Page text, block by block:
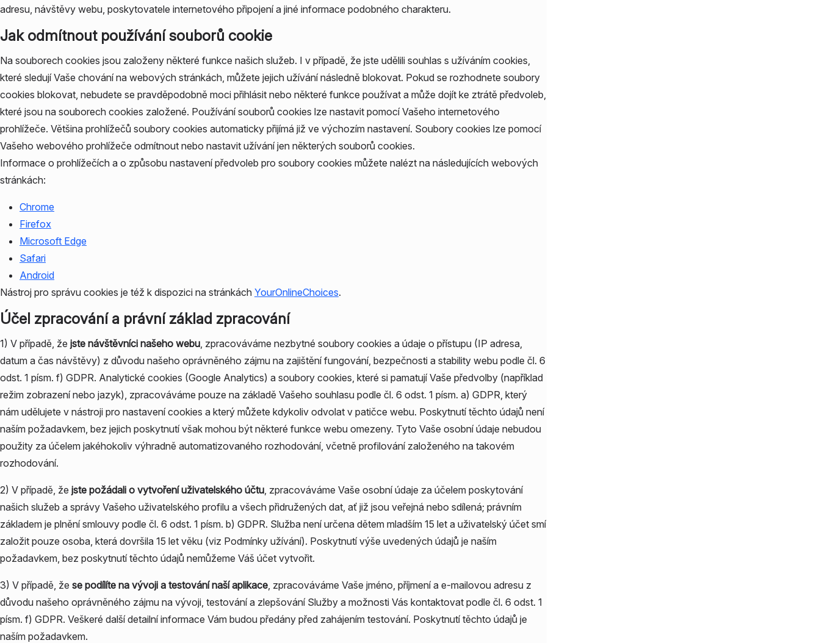
adresu, návštěvy webu, poskytovatele internetového připojení a jiné informace podobného charakteru.
Jak odmítnout používání souborů cookie
Na souborech cookies jsou založeny některé funkce našich služeb. I v případě, že jste udělili souhlas s užíváním cookies,
které sledují Vaše chování na webových stránkách, můžete jejich užívání následně blokovat. Pokud se rozhodnete soubory
cookies blokovat, nebudete se pravděpodobně moci přihlásit nebo některé funkce používat a může dojít ke ztrátě předvoleb,
které jsou na souborech cookies založené. Používání souborů cookies lze nastavit pomocí Vašeho internetového
prohlížeče. Většina prohlížečů soubory cookies automaticky přijímá již ve výchozím nastavení. Soubory cookies lze pomocí
Vašeho webového prohlížeče odmítnout nebo nastavit užívání jen některých souborů cookies.
Informace o prohlížečích a o způsobu nastavení předvoleb pro soubory cookies můžete nalézt na následujících webových
stránkách:
Chrome
Firefox
Microsoft Edge
Safari
Android
Nástroj pro správu cookies je též k dispozici na stránkách YourOnlineChoices.
Účel zpracování a právní základ zpracování
1) V případě, že jste návštěvníci našeho webu, zpracováváme nezbytné soubory cookies a údaje o přístupu (IP adresa,
datum a čas návštěvy) z důvodu našeho oprávněného zájmu na zajištění fungování, bezpečnosti a stability webu podle čl. 6
odst. 1 písm. f) GDPR. Analytické cookies (Google Analytics) a soubory cookies, které si pamatují Vaše předvolby (například
režim zobrazení nebo jazyk), zpracováváme pouze na základě Vašeho souhlasu podle čl. 6 odst. 1 písm. a) GDPR, který
nám udělujete v nástroji pro nastavení cookies a který můžete kdykoliv odvolat v patičce webu. Poskytnutí těchto údajů není
naším požadavkem, bez jejich poskytnutí však mohou být některé funkce webu omezeny. Tyto Vaše osobní údaje nebudou
použity za účelem jakéhokoliv výhradně automatizovaného rozhodování, včetně profilování založeného na takovém
rozhodování.
2) V případě, že jste požádali o vytvoření uživatelského účtu, zpracováváme Vaše osobní údaje za účelem poskytování
našich služeb a správy Vašeho uživatelského profilu a všech přidružených dat, ať již jsou veřejná nebo sdílená; právním
základem je plnění smlouvy podle čl. 6 odst. 1 písm. b) GDPR. Služba není určena dětem mladším 15 let a uživatelský účet smí
založit pouze osoba, která dovršila 15 let věku (viz Podmínky užívání). Poskytnutí výše uvedených údajů je naším
požadavkem, bez poskytnutí těchto údajů nemůžeme Váš účet vytvořit.
3) V případě, že se podílíte na vývoji a testování naší aplikace, zpracováváme Vaše jméno, příjmení a e-mailovou adresu z
důvodu našeho oprávněného zájmu na vývoji, testování a zlepšování Služby a možnosti Vás kontaktovat podle čl. 6 odst. 1
písm. f) GDPR. Veškeré další detailní informace Vám budou předány před zahájením testování. Poskytnutí těchto údajů je
naším požadavkem.